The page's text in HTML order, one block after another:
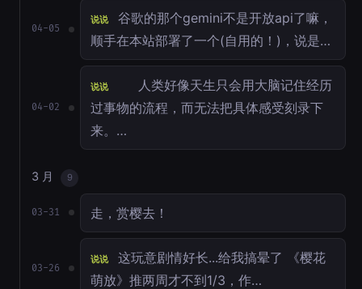
04-05
说说
谷歌的那个gemini不是开放api了嘛，
顺手在本站部署了一个(自用的！)，说是…
04-02
说说
人类好像天生只会用大脑记住经历
过事物的流程，而无法把具体感受刻录下
来。…
3 月 9
03-31 走，赏樱去！
03-26
说说
这玩意剧情好长...给我搞晕了 《樱花
萌放》推两周才不到1/3，作…